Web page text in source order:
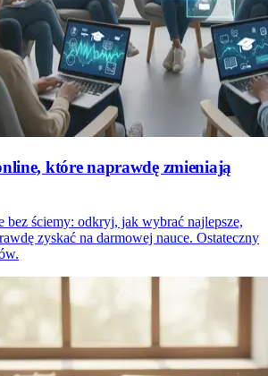
które naprawdę zmieniają
bez ściemy: odkryj, jak wybrać najlepsze,
zyskać na darmowej nauce. Ostateczny